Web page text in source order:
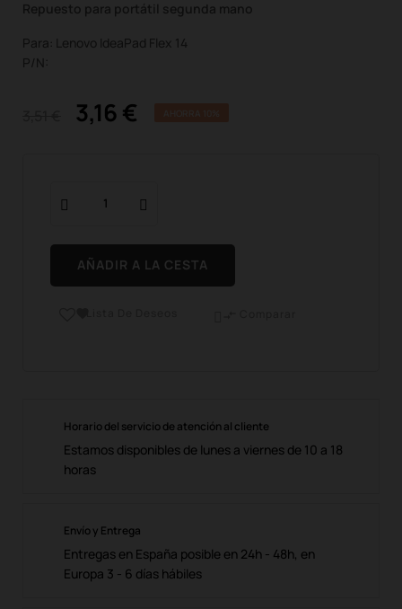
Repuesto para portátil segunda mano
Para: Lenovo IdeaPad Flex 14
P/N:
3,16 €
AÑADIR A LA CESTA
Horario del servicio de atención al cliente
Estamos disponibles de lunes a viernes de 10 a 18
horas
Envío y Entrega
Entregas en España posible en 24h - 48h, en
Europa 3 - 6 días hábiles